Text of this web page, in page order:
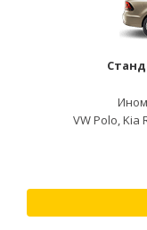
VW Polo, Kia